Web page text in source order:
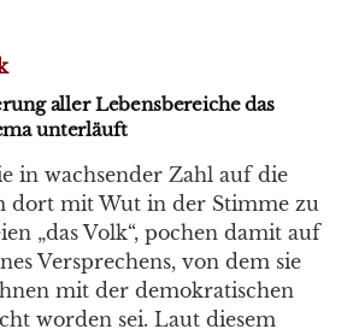
aller Lebensbereiche das
unterläuft
in wachsender Zahl auf die
dort mit Wut in der Stimme zu
„das Volk“, pochen damit auf
Versprechens, von dem sie
mit der demokratischen
worden sei. Laut diesem